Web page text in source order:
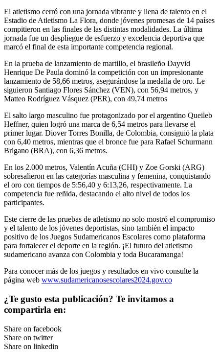
El atletismo cerró con una jornada vibrante y llena de talento en el
Estadio de Atletismo La Flora, donde jóvenes promesas de 14 países
compitieron en las finales de las distintas modalidades. La última
jornada fue un despliegue de esfuerzo y excelencia deportiva que
marcó el final de esta importante competencia regional.
En la prueba de lanzamiento de martillo, el brasileño Dayvid
Henrique De Paula dominó la competición con un impresionante
lanzamiento de 58,66 metros, asegurándose la medalla de oro. Le
siguieron Santiago Flores Sánchez (VEN), con 56,94 metros, y
Matteo Rodríguez Vásquez (PER), con 49,74 metros​
El salto largo masculino fue protagonizado por el argentino Queileb
Heffner, quien logró una marca de 6,54 metros para llevarse el
primer lugar. Diover Torres Bonilla, de Colombia, consiguió la plata
con 6,40 metros, mientras que el bronce fue para Rafael Schurmann
Brigano (BRA), con 6,36 metros.
En los 2.000 metros, Valentín Acuña (CHI) y Zoe Gorski (ARG)
sobresalieron en las categorías masculina y femenina, conquistando
el oro con tiempos de 5:56,40 y 6:13,26, respectivamente. La
competencia fue reñida, destacando el alto nivel de todos los
participantes​.
Este cierre de las pruebas de atletismo no solo mostró el compromiso
y el talento de los jóvenes deportistas, sino también el impacto
positivo de los Juegos Sudamericanos Escolares como plataforma
para fortalecer el deporte en la región. ¡El futuro del atletismo
sudamericano avanza con Colombia y toda Bucaramanga!
Para conocer más de los juegos y resultados en vivo consulte la
página web www.sudamericanosescolares2024.gov.co
¿Te gusto esta publicación? Te invitamos a
compartirla en:
Share on facebook
Share on twitter
Share on linkedin